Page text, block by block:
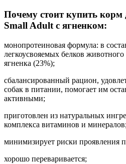
Почему стоит купить
Small Adult с ягненком:
монопротеиновая формула: в
легкоусвояемых белков
ягненка (23%);
сбалансированный рацион,
собак в питании, помогает им
активными;
приготовлен из натуральных
комплекса витаминов и минералов;
минимизирует риски проявления
хорошо переваривается;